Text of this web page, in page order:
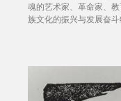
魂的艺术家、革命家、
族文化的振兴与发展奋斗